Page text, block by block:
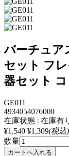
バーチュア
セット フ
器セット
GE011
4934054076000
在庫状態 : 在庫有
¥1,540 ¥1,309(税込)
数量